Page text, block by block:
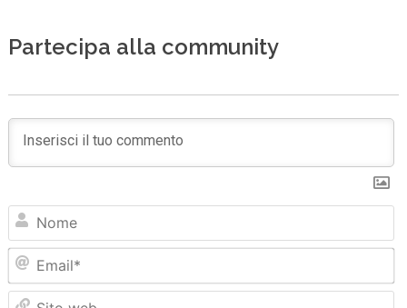
Partecipa alla community